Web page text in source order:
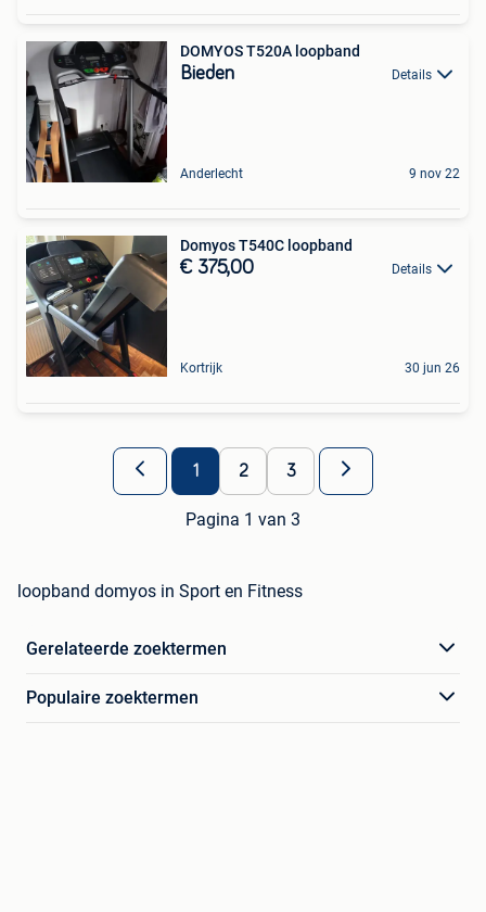
DOMYOS T520A loopband
Bieden Details
Anderlecht 9 nov 22
Domyos T540C loopband
€ 375,00 Details
Kortrijk 30 jun 26
1 2 3
Pagina 1 van 3
loopband domyos in Sport en Fitness
Gerelateerde zoektermen
Populaire zoektermen